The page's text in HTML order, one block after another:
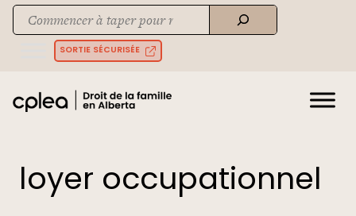
SkipRecherche
When autocomplete results are available use up and down arrows
SORTIE SÉCURISÉE
loyer occupationnel